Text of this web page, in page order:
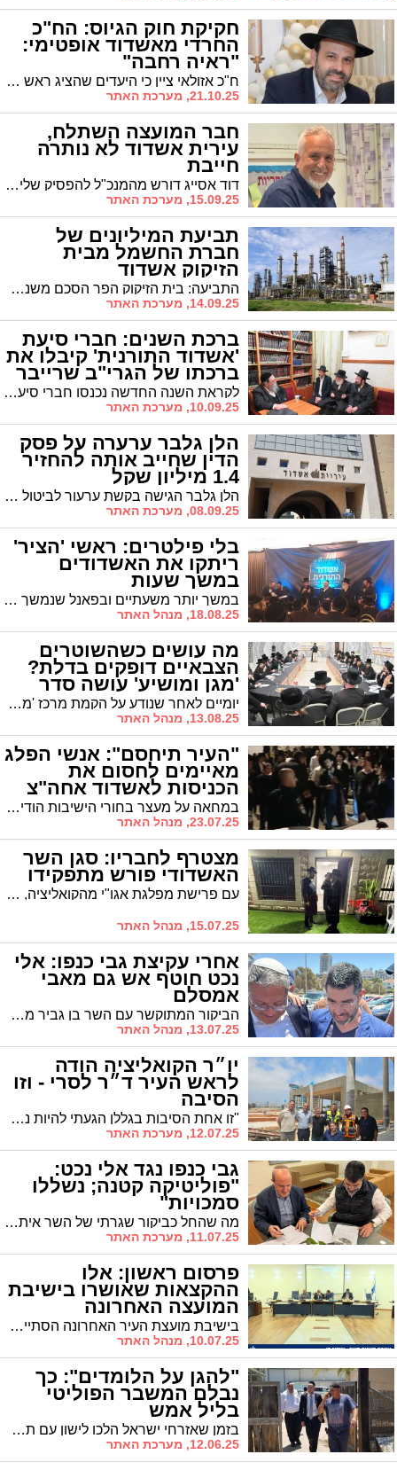
חקיקת חוק הגיוס: הח"כ
החרדי מאשדוד אופטימי:
"ראיה רחבה"
ח"כ אזולאי ציין כי היעדים שהציג ראש הממשלה נתניהו - גיוס 4,800 חרדים בשנה הראשונה ו-5,760 בשנה השנייה - מתכתבים עם הדיונים בוועדה. עם זאת, הוא הדגיש כי ההחלטה הסופית תלויה בגדולי ישראל לאחר הנחת טיוטת החוק
21.10.25, מערכת האתר
חבר המועצה השתלח,
עירית אשדוד לא נותרה
חייבת
דוד אסייג דורש מהמנכ"ל להפסיק שליחת הזמנות במייל קבוצתי. "פגיעה בכבוד ובפרטיות העובדים". העירייה: "פועלים בהתאם לחוק"
15.09.25, מערכת האתר
תביעת המיליונים של
חברת החשמל מבית
הזיקוק אשדוד
התביעה: בית הזיקוק הפר הסכם משנת 2014 והפסיק לשלם עבור שירותי עגינה. על פי כתב האישום, בית הזיקוק הפחית בעצמו 2 מיליון שקל מהתשלום השנתי
14.09.25, מערכת האתר
ברכת השנים: חברי סיעת
'אשדוד התורנית' קיבלו את
ברכתו של הגרי"ב שרייבר
לקראת השנה החדשה נכנסו חברי סיעת אשדוד התורנית לקבלת ברכה ועצה מהגאון רבי בונם שרייבר שליט"א גאב"ד אשדוד
10.09.25, מערכת האתר
הלן גלבר ערערה על פסק
הדין שחייב אותה להחזיר
1.4 מיליון שקל
הלן גלבר הגישה בקשת ערעור לביטול פסק דין המחייב אותה להחזיר 1.4 מיליון שקל לקבלן שמימן את קמפיין הבחירות שלה ב-2018. הסכסוך נסוב על פרשנות הסכם הלוואה למימון פוליטי
08.09.25, מערכת האתר
בלי פילטרים: ראשי 'הציר'
ריתקו את האשדודים
במשך שעות
במשך יותר משעתיים ובפאנל שנמשך אל תוך הלילה סיפרו ראשי 'הציר' את הנסיבות שהביאו להקמתו של 'הציר' שינה את המפה הפוליטית החרדית. "בזכות פעילות 'הציר' נמנעו צעדים שיכלו לפגוע בציבור החרדי כולו" * ומדוע, אכן, לא חוקק חוק גיוס?
18.08.25, מנהל האתר
מה עושים כשהשוטרים
הצבאיים דופקים בדלת?
'מגן ומושיע' עושה סדר
יומיים לאחר שנודע על הקמת מרכז 'מגן ומושיע' להתמודדות עם חוק הגיוס בראשו עומד ר' ישראל פרוש, והמרכז מנפק דף מידע עם הוראות ברורות כיצד יש לפעול - דבר שעד כה לא עמד לרשות ההורים והבחורים
13.08.25, מנהל האתר
"העיר תיחסם": אנשי הפלג
מאיימים לחסום את
הכניסות לאשדוד אחה"צ
במחאה על מעצר בחורי הישיבות הודיע היום 'הפלג' כי אנשיו יחסמו את עורקי התנועה המרכזים בארץ. בין היתר צפויות להיחסם הכניסות לאשדוד. האם ראש העיר יצליח להפעיל את השפעתו שוב על 'הפלג' ולמנוע את ההפגנות בסמוך לעיר?
23.07.25, מנהל האתר
מצטרף לחבריו: סגן השר
האשדודי פורש מתפקידו
עם פרישת מפלגת אגו"י מהקואליציה, מודיע גם סגן שר התרבות הרב יעקב טסלר על פרישתו 'לאור החלטת מועצת גדולי התורה'
15.07.25, מנהל האתר
אחרי עקיצת גבי כנפו: אלי
נכט חוטף אש גם מאבי
אמסלם
הביקור המתוקשר עם השר בן גביר ממשיך להכות גלים בעירית אשדוד. אחרי שממ"ק ראש העיר גבי כנפו הודיע כי נשללו חלק מסמכויותיו של אלי נכט, גם אבי אמסלם שולף ציפורניים: "הגיע הזמן לחשוב לא רק על הנראות"
13.07.25, מנהל האתר
יו״ר הקואליציה הודה
לראש העיר ד״ר לסרי - וזו
הסיבה
"זו אחת הסיבות בגללן הגעתי להיות נבחר ציבור", סיפר יו"ר הקואליציה. "הזדמנה לי הזכות לסייע ללוחמינו שנפצעו בקרב בתקצוב בתי לוחם והקמת חדשים, חוק כה חשוב שאני מקדם בימים אלו, ודואג למי שהקריב את שלמות גופו למען המדינה".
12.07.25, מערכת האתר
גבי כנפו נגד אלי נכט:
"פוליטיקה קטנה; נשללו
סמכויות"
מה שהחל כביקור שגרתי של השר איתמר בן גביר באשדוד הפך לזירת קרב לוהטת בין סביבת ראש העיר יחיאל לסרי לסגנו אלי נכט כאשר ממ"ק ראש העיר גבי כנפו מגלה כי נשללו מנכט חלק מסמכויותיו ואף מזהיר כי אם הדפוס יימשך - "יינקטו צעדים נוספים"
11.07.25, מערכת האתר
פרסום ראשון: אלו
ההקצאות שאושרו בישיבת
המועצה האחרונה
בישיבת מועצת העיר האחרונה הסתיים הליך ההקצאה של מספר מוסדות ציבור ברבעים החרדיים, ביניהם: תלמוד תורה, בתי כנסת ומקוואות
10.07.25, מנהל האתר
"להגן על הלומדים": כך
נבלם המשבר הפוליטי
בליל אמש
בזמן שאזרחי ישראל הלכו לישון עם תחושה של כאוס פוליטי, שניים ניהלו את המשחק הדק והמורכב של הפוליטיקה הישראלית: סגן השר אורי מקלב ויו"ר ש"ס אריה דרעי. לא בגלוי, לא בוועדות הכנסת, אלא בחדרי הכוח האמיתיים שבהם נולדות ההחלטות. כך נבלם אמש המשבר הפוליטי
12.06.25, מערכת האתר